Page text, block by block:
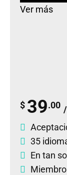
Ver más
$ 39.00
35
En tan